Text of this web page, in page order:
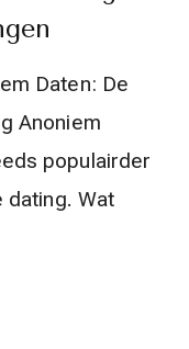
Daten: De
Anoniem
populairder
dating. Wat